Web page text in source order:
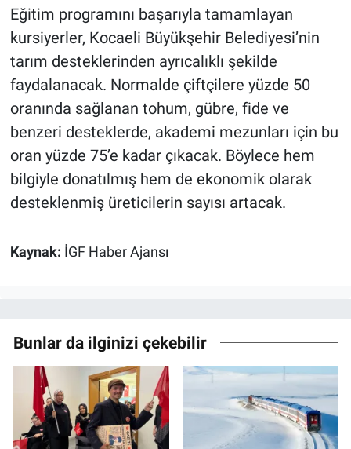
Eğitim programını başarıyla tamamlayan
kursiyerler, Kocaeli Büyükşehir Belediyesi’nin
tarım desteklerinden ayrıcalıklı şekilde
faydalanacak. Normalde çiftçilere yüzde 50
oranında sağlanan tohum, gübre, fide ve
benzeri desteklerde, akademi mezunları için bu
oran yüzde 75’e kadar çıkacak. Böylece hem
bilgiyle donatılmış hem de ekonomik olarak
desteklenmiş üreticilerin sayısı artacak.
Kaynak: İGF Haber Ajansı
Bunlar da ilginizi çekebilir